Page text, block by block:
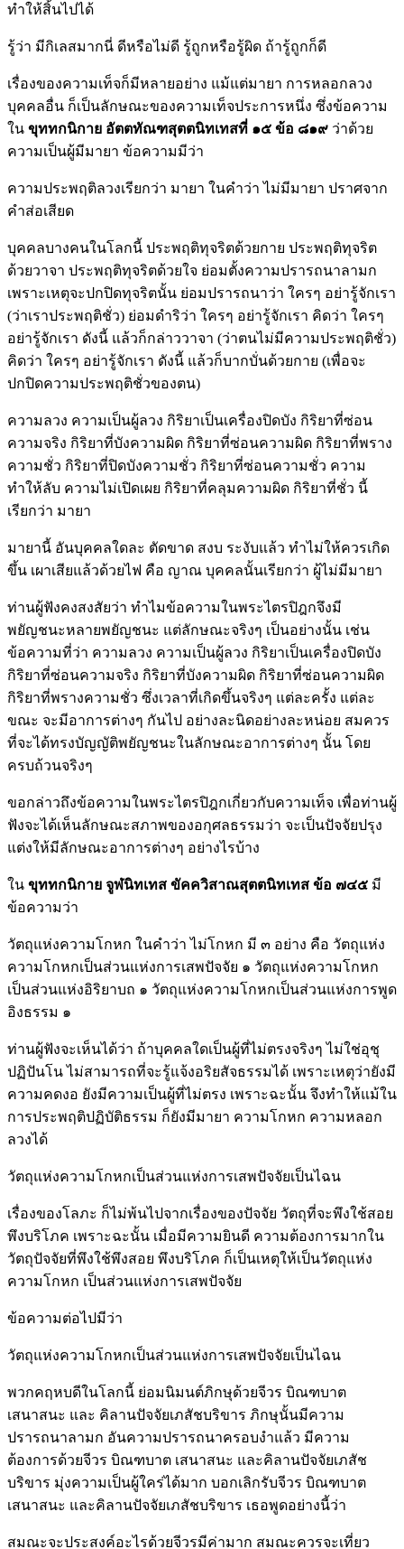
ทำให้สิ้นไปได้
รู้ว่า มีกิเลสมากนี่ ดีหรือไม่ดี รู้ถูกหรือรู้ผิด ถ้ารู้ถูกก็ดี
เรื่องของความเท็จก็มีหลายอย่าง แม้แต่มายา การหลอกลวง
บุคคลอื่น ก็เป็นลักษณะของความเท็จประการหนึ่ง ซึ่งข้อความ
ใน ขุททกนิกาย อัตตทัณฑสุตตนิทเทสที่ ๑๕ ข้อ ๘๑๙ ว่าด้วย
ความเป็นผู้มีมายา ข้อความมีว่า
ความประพฤติลวงเรียกว่า มายา ในคำว่า ไม่มีมายา ปราศจาก
คำส่อเสียด
บุคคลบางคนในโลกนี้ ประพฤติทุจริตด้วยกาย ประพฤติทุจริต
ด้วยวาจา ประพฤติทุจริตด้วยใจ ย่อมตั้งความปรารถนาลามก
เพราะเหตุจะปกปิดทุจริตนั้น ย่อมปรารถนาว่า ใครๆ อย่ารู้จักเรา
(ว่าเราประพฤติชั่ว) ย่อมดำริว่า ใครๆ อย่ารู้จักเรา คิดว่า ใครๆ
อย่ารู้จักเรา ดังนี้ แล้วก็กล่าววาจา (ว่าตนไม่มีความประพฤติชั่ว)
คิดว่า ใครๆ อย่ารู้จักเรา ดังนี้ แล้วก็บากบั่นด้วยกาย (เพื่อจะ
ปกปิดความประพฤติชั่วของตน)
ความลวง ความเป็นผู้ลวง กิริยาเป็นเครื่องปิดบัง กิริยาที่ซ่อน
ความจริง กิริยาที่บังความผิด กิริยาที่ซ่อนความผิด กิริยาที่พราง
ความชั่ว กิริยาที่ปิดบังความชั่ว กิริยาที่ซ่อนความชั่ว ความ
ทำให้ลับ ความไม่เปิดเผย กิริยาที่คลุมความผิด กิริยาที่ชั่ว นี้
เรียกว่า มายา
มายานี้ อันบุคคลใดละ ตัดขาด สงบ ระงับแล้ว ทำไม่ให้ควรเกิด
ขึ้น เผาเสียแล้วด้วยไฟ คือ ญาณ บุคคลนั้นเรียกว่า ผู้ไม่มีมายา
ท่านผู้ฟังคงสงสัยว่า ทำไมข้อความในพระไตรปิฎกจึงมี
พยัญชนะหลายพยัญชนะ แต่ลักษณะจริงๆ เป็นอย่างนั้น เช่น
ข้อความที่ว่า ความลวง ความเป็นผู้ลวง กิริยาเป็นเครื่องปิดบัง
กิริยาที่ซ่อนความจริง กิริยาที่บังความผิด กิริยาที่ซ่อนความผิด
กิริยาที่พรางความชั่ว ซึ่งเวลาที่เกิดขึ้นจริงๆ แต่ละครั้ง แต่ละ
ขณะ จะมีอาการต่างๆ กันไป อย่างละนิดอย่างละหน่อย สมควร
ที่จะได้ทรงบัญญัติพยัญชนะในลักษณะอาการต่างๆ นั้น โดย
ครบถ้วนจริงๆ
ขอกล่าวถึงข้อความในพระไตรปิฎกเกี่ยวกับความเท็จ เพื่อท่านผู้
ฟังจะได้เห็นลักษณะสภาพของอกุศลธรรมว่า จะเป็นปัจจัยปรุง
แต่งให้มีลักษณะอาการต่างๆ อย่างไรบ้าง
ใน ขุททกนิกาย จูฬนิทเทส ขัคควิสาณสุตตนิทเทส ข้อ ๗๔๕ มี
ข้อความว่า
วัตถุแห่งความโกหก ในคำว่า ไม่โกหก มี ๓ อย่าง คือ วัตถุแห่ง
ความโกหกเป็นส่วนแห่งการเสพปัจจัย ๑ วัตถุแห่งความโกหก
เป็นส่วนแห่งอิริยาบถ ๑ วัตถุแห่งความโกหกเป็นส่วนแห่งการพูด
อิงธรรม ๑
ท่านผู้ฟังจะเห็นได้ว่า ถ้าบุคคลใดเป็นผู้ที่ไม่ตรงจริงๆ ไม่ใช่อุชุ
ปฏิปันโน ไม่สามารถที่จะรู้แจ้งอริยสัจธรรมได้ เพราะเหตุว่ายังมี
ความคดงอ ยังมีความเป็นผู้ที่ไม่ตรง เพราะฉะนั้น จึงทำให้แม้ใน
การประพฤติปฏิบัติธรรม ก็ยังมีมายา ความโกหก ความหลอก
ลวงได้
วัตถุแห่งความโกหกเป็นส่วนแห่งการเสพปัจจัยเป็นไฉน
เรื่องของโลภะ ก็ไม่พ้นไปจากเรื่องของปัจจัย วัตถุที่จะพึงใช้สอย
พึงบริโภค เพราะฉะนั้น เมื่อมีความยินดี ความต้องการมากใน
วัตถุปัจจัยที่พึงใช้พึงสอย พึงบริโภค ก็เป็นเหตุให้เป็นวัตถุแห่ง
ความโกหก เป็นส่วนแห่งการเสพปัจจัย
ข้อความต่อไปมีว่า
วัตถุแห่งความโกหกเป็นส่วนแห่งการเสพปัจจัยเป็นไฉน
พวกคฤหบดีในโลกนี้ ย่อมนิมนต์ภิกษุด้วยจีวร บิณฑบาต
เสนาสนะ และ คิลานปัจจัยเภสัชบริขาร ภิกษุนั้นมีความ
ปรารถนาลามก อันความปรารถนาครอบงำแล้ว มีความ
ต้องการด้วยจีวร บิณฑบาต เสนาสนะ และคิลานปัจจัยเภสัช
บริขาร มุ่งความเป็นผู้ใคร่ได้มาก บอกเลิกรับจีวร บิณฑบาต
เสนาสนะ และคิลานปัจจัยเภสัชบริขาร เธอพูดอย่างนี้ว่า
สมณะจะประสงค์อะไรด้วยจีวรมีค่ามาก สมณะควรจะเที่ยว